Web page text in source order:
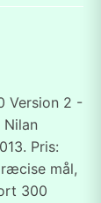
Version 2 -
Pris:
mål,
300